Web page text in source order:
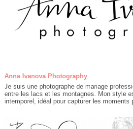
Anna Ivanova Photography
Je suis une photographe de mariage
entre les lacs et les montagnes. Mon style
intemporel, idéal pour capturer les moments